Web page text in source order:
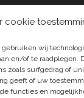
cookie
wij
en/of te raadplegen.
zoals surfgedrag of
geeft of uw
functies en